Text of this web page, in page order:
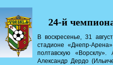
24-й
В воскресенье, 31
стадионе «Днепр-
полтавскую
Александр Дердо